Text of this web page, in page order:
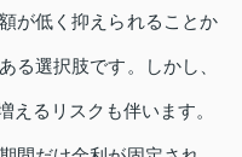
が低く抑えられることか
る選択肢です。しかし、
えるリスクも伴います。